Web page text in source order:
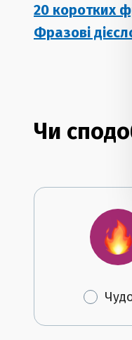
20 коротких
Фразові
Чи